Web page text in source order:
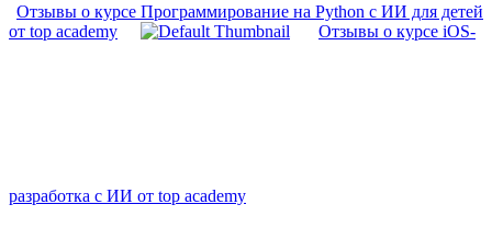
Отзывы о курсе Программирование на Python с ИИ для детей
от top academy
Отзывы о курсе iOS-
разработка с ИИ от top academy